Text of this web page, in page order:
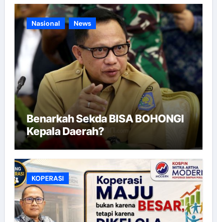
Nasional News
Benarkah Sekda BISA BOHONGI
Kepala Daerah?
KOPERASI